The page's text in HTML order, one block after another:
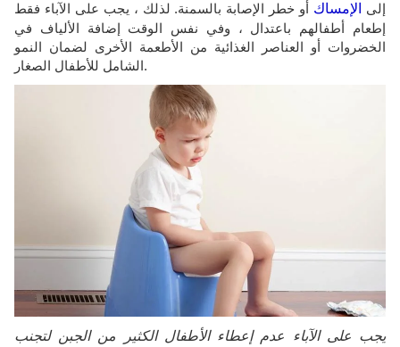
إلى
الإمساك أو خطر الإصابة بالسمنة. لذلك ، يجب على الآباء فقط
إطعام أطفالهم باعتدال ، وفي نفس الوقت إضافة الألياف في
الخضروات أو العناصر الغذائية من الأطعمة الأخرى لضمان النمو
الشامل للأطفال الصغار.
يجب على الآباء عدم إعطاء الأطفال الكثير من الجبن لتجنب